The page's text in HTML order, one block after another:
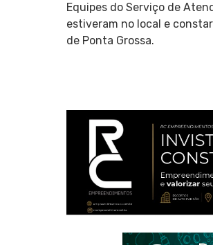
Equipes do Serviço de
estiveram no local e
de Ponta Grossa.